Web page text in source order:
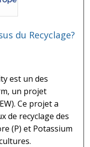
du Recyclage?
est un des
un projet
Ce projet a
de recyclage des
(P) et Potassium